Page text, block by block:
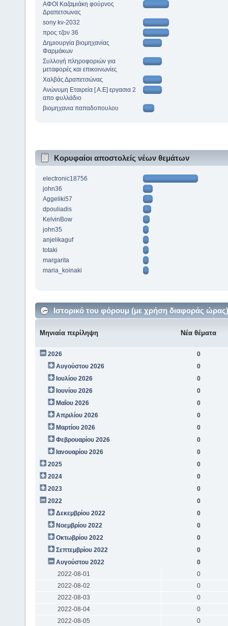
ΑΦΟΙ Καζαμιάκη φούρνος
Δραπετσωνας
sony kv-2032
προς τζον 36
Δημιουργία βιομηχανίας
Φαρμάκων
Συλλογή πληροφοριών για
μεταφορές και επικοινωνίες
Χαλβάς Δραπετσώνας
Ανώνυμη Εταιρεία [ Α.Ε] εργασια 2
απο φυλλάδιο
βιομηχανια παπαδοπουλου
Κορυφαίοι αποστολείς νέων θεμάτων
electronic18756
john36
Aggeliki57
dpouliadis
KelvinBow
john35
anjelikaguf
totaki
margarita
maria_koinaki
Ιστορικό του φόρουμ (με χρήση διαφοράς ώρας)
Μηνιαία περίληψη Νέα θέματα
2026
0
Αυγούστου 2026
0
Ιουλίου 2026
0
Ιουνίου 2026
0
Μαΐου 2026
0
Απριλίου 2026
0
Μαρτίου 2026
0
Φεβρουαρίου 2026
0
Ιανουαρίου 2026
0
2025
0
2024
0
2023
0
2022
0
Δεκεμβρίου 2022
0
Νοεμβρίου 2022
0
Οκτωβρίου 2022
0
Σεπτεμβρίου 2022
0
Αυγούστου 2022
0
2022-08-01
0
2022-08-02
0
2022-08-03
0
2022-08-04
0
2022-08-05
0